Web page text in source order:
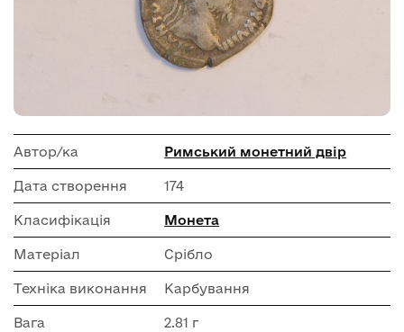
Автор/ка Римський монетний двір
Дата створення 174
Класифікація Монета
Матеріал Срібло
Техніка виконання Карбування
Вага 2.81 г